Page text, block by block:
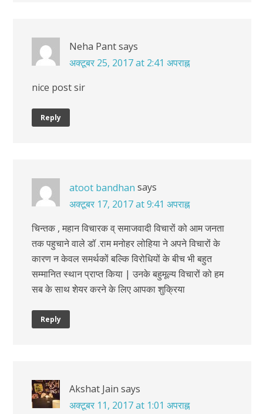
Neha Pantsays
अक्टूबर 25, 2017 at 2:41 अपराह्न
nice post sir
Reply
atoot bandhan says
अक्टूबर 17, 2017 at 9:41 अपराह्न
चिन्तक , महान विचारक व् समाजवादी विचारों को आम जनता
तक पहुचाने वाले डॉ .राम मनोहर लोहिया ने अपने विचारों के
कारण न केवल समर्थकों बल्कि विरोधियों के बीच भी बहुत
सम्मानित स्थान प्राप्त किया | उनके बहुमूल्य विचारों को हम
सब के साथ शेयर करने के लिए आपका शुक्रिया
Reply
Akshat Jain says
अक्टूबर 11, 2017 at 1:01 अपराह्न